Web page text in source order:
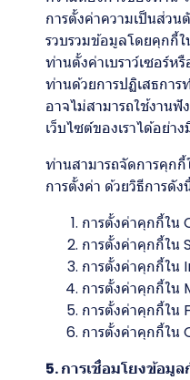
การตั้งค่าความเป็นส่วน
รวบรวมข้อมูลโดยคุกกี้
ท่านตั้งค่าเบราว์เซอร์ห
ท่านด้วยการปฏิเสธกา
อาจไม่สามารถใช้งาน
เว็บไซต์ของเราได้อย่า
ท่านสามารถจัดการคุกกี้
การตั้งค่า ด้วยวิธีการดัง
การตั้งค่าคุกกี้ใน
การตั้งค่าคุกกี้ใน
การตั้งค่าคุกกี้ใน
การตั้งค่าคุกกี้ใน
การตั้งค่าคุกกี้ใน
การตั้งค่าคุกกี้ใน
5. การเชื่อมโยงข้อมู